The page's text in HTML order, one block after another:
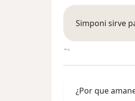
Simponi sirve
¿Por que